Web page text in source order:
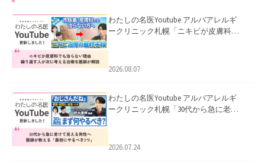
わたしの名医Youtube アルバアレルギ
ークリニック札幌「ニキビが皮膚科で
ました。
2026.08.07
わたしの名医Youtube アルバアレルギ
ークリニック札幌「30代から急に老け
た。
2026.07.24